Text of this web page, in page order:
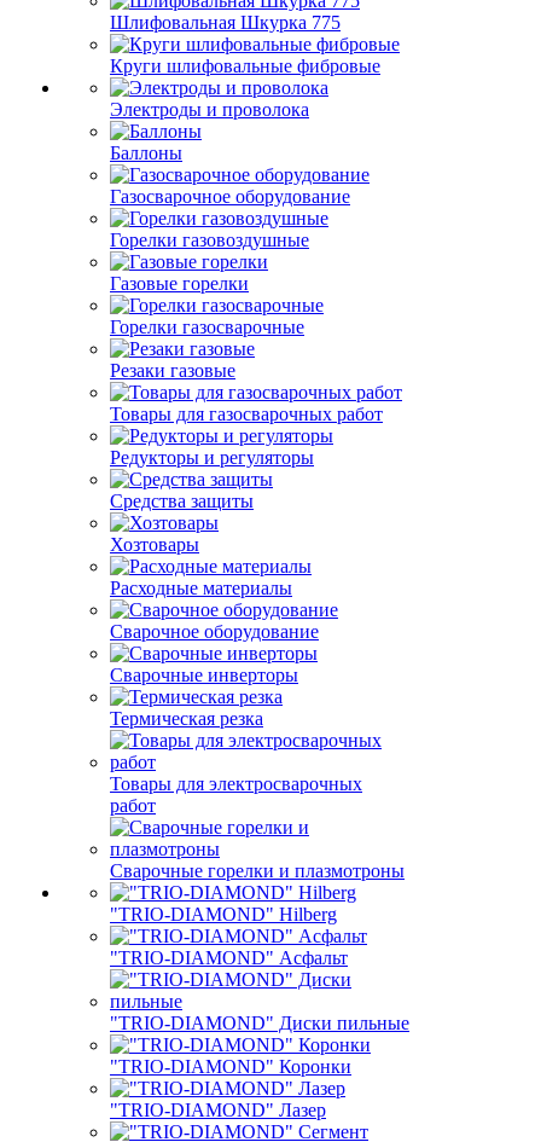
Шлифовальная Шкурка 775
Круги шлифовальные фибровые
Электроды и проволока
Баллоны
Газосварочное оборудование
Горелки газовоздушные
Газовые горелки
Горелки газосварочные
Резаки газовые
Товары для газосварочных работ
Редукторы и регуляторы
Средства защиты
Хозтовары
Расходные материалы
Сварочное оборудование
Сварочные инверторы
Термическая резка
Товары для электросварочных
работ
Сварочные горелки и плазмотроны
"TRIO-DIAMOND" Hilberg
"TRIO-DIAMOND" Асфальт
"TRIO-DIAMOND" Диски пильные
"TRIO-DIAMOND" Коронки
"TRIO-DIAMOND" Лазер